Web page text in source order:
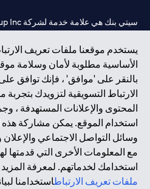
يستخدم موقعنا ملفات تعريف
الأساسية مطلوبة لأمان وسلامة
بالنقر على 'موافق' ، فإنك توافق
الارتباط التسويقية لتزويدك
المحتوى والإعلانات المستهدفة ،
استخدام الموقع. يمكن مشاركة
وسائل التواصل الاجتماعي والإعلان
مع المعلومات الأخرى التي قدمتها
استخدامك لخدماتهم. لمعرفة
ملفات تعريف الارتباطاستخدامنا
سيتي بنك إن. إيه. الإمارات مسجل
الإمارات في دبي، وCN-1002019لفرع
فرع سيتي بنك إن إيه - الإمارات
الإمارات العربية المتحدة المركزي كفرع
سيتي بنك إن إيه الإمارات العربية
الاستشارات المالية والتعريف
20200000097 ب) وسيط